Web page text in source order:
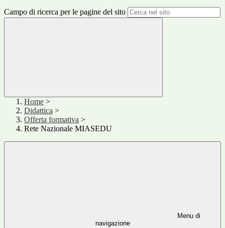
Campo di ricerca per le pagine del sito
Home >
Didattica >
Offerta formativa >
Rete Nazionale MIASEDU
Menu di
navigazione